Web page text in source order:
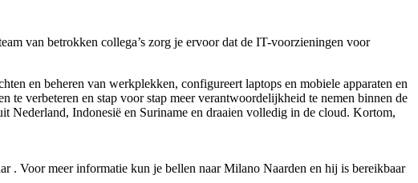
van betrokken collega’s zorg je ervoor dat de IT-voorzieningen voor
en beheren van werkplekken, configureert laptops en mobiele apparaten en
verbeteren en stap voor stap meer verantwoordelijkheid te nemen binnen de
Indonesië en Suriname en draaien volledig in de cloud. Kortom,
. Voor meer informatie kun je bellen naar Milano Naarden en hij is bereikbaar